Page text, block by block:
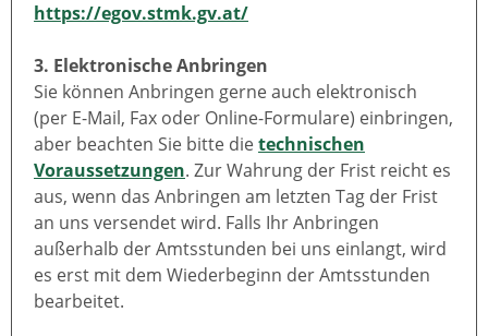
https://egov.stmk.gv.at/
3. Elektronische Anbringen
Sie können Anbringen gerne auch elektronisch
(per E-Mail, Fax oder Online-Formulare) einbringen,
aber beachten Sie bitte dietechnischen
Voraussetzungen. Zur Wahrung der Frist reicht es
aus, wenn das Anbringen am letzten Tag der Frist
an uns versendet wird. Falls Ihr Anbringen
außerhalb der Amtsstunden bei uns einlangt, wird
es erst mit dem Wiederbeginn der Amtsstunden
bearbeitet.